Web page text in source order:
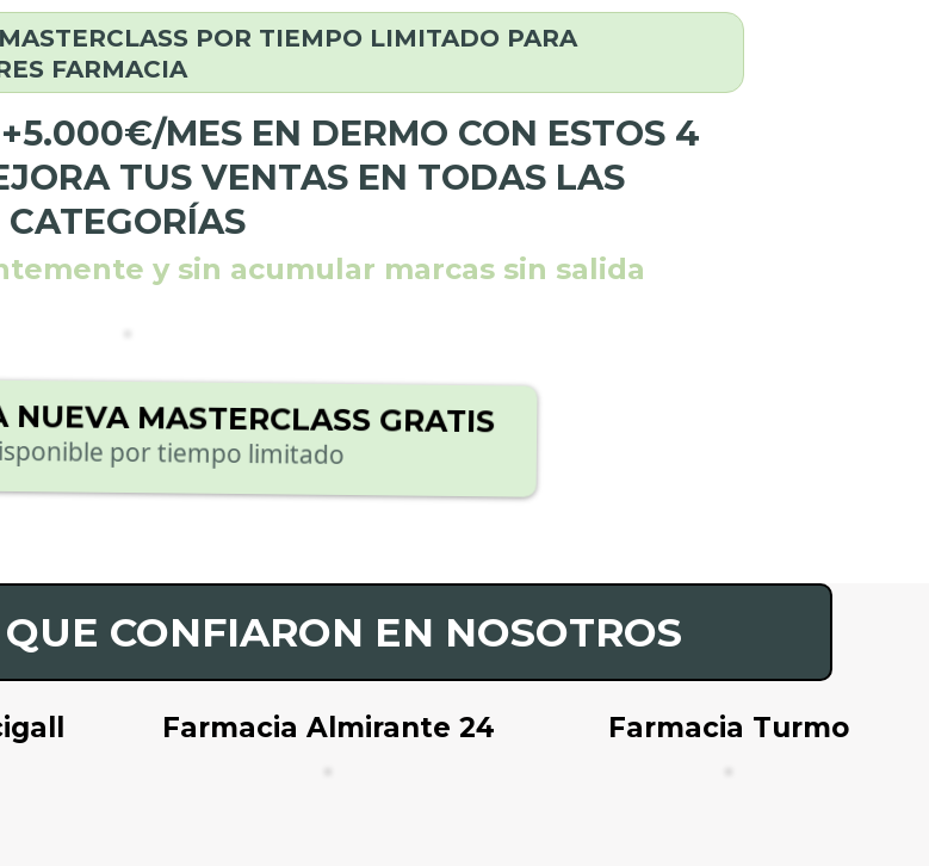
POR TIEMPO LIMITADO PARA
FARMACIA
MES EN DERMO CON ESTOS 4
TUS VENTAS EN TODAS LAS
CATEGORÍAS
y sin acumular marcas sin salida
NUEVA MASTERCLASS GRATIS
por tiempo limitado
CONFIARON EN NOSOTROS
Farmacia Almirante 24 Farmacia Turmo